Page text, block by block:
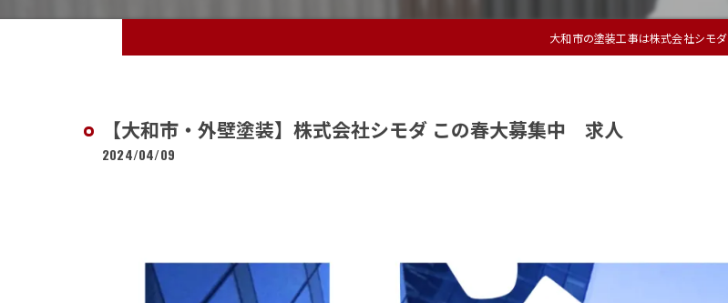
大和市の塗装工事は株式会社シモダ
【大和市・外壁塗装】株式会社シモダ この春大募集中 求人
2024/04/09